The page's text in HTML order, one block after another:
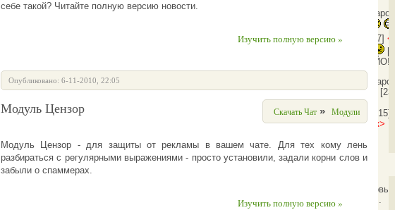
здрасти народ
<Гость587>
[19:09:27]
Гость656: ЙО!
topalex:
[23:41:58]<Ботинок>Всем пока!
<topalex>Ботинок: [23:42:15]
нам завтpа ?[16:36:24]<Ботинок>
Ботинок полетел большой кремовый
<Ботинок>Гость426: печально....
себе такой? Читайте полную версию новости.
Изучить полную версию »
Опубликовано: 6-11-2010, 22:05
Модуль Цензор Скачать Чат » Модули
Модуль Цензор - для защиты от рекламы в вашем чате. Для тех кому лень
разбираться с регулярными выражениями - просто установили, задали корни слов и
забыли о спаммерах.
Изучить полную версию »